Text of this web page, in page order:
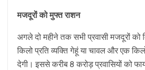
मजदूरों को मुफ्त राशन
अगले दो महीने तक सभी प्रवासी मजदूरों को
किलो प्रति व्यक्ति गेहूं या चावल और एक
देगी। इससे करीब 8 करोड़ प्रवासियों को